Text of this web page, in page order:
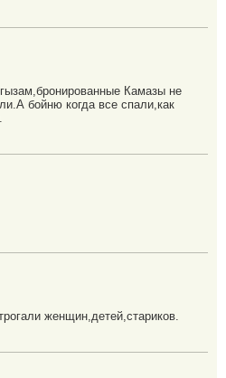
Камазы не
бойню когда все спали,как
женщин,детей,стариков.